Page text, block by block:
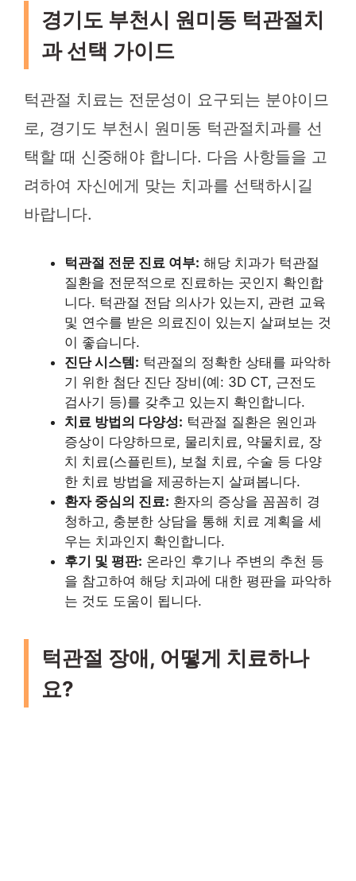
경기도 부천시 원미동 턱관절치
과 선택 가이드
턱관절 치료는 전문성이 요구되는 분야이므
로, 경기도 부천시 원미동 턱관절치과를 선
택할 때 신중해야 합니다. 다음 사항들을 고
려하여 자신에게 맞는 치과를 선택하시길
바랍니다.
턱관절 전문 진료 여부: 해당 치과가 턱관절
질환을 전문적으로 진료하는 곳인지 확인합
니다. 턱관절 전담 의사가 있는지, 관련 교육
및 연수를 받은 의료진이 있는지 살펴보는 것
이 좋습니다.
진단 시스템: 턱관절의 정확한 상태를 파악하
기 위한 첨단 진단 장비(예: 3D CT, 근전도
검사기 등)를 갖추고 있는지 확인합니다.
치료 방법의 다양성: 턱관절 질환은 원인과
증상이 다양하므로, 물리치료, 약물치료, 장
치 치료(스플린트), 보철 치료, 수술 등 다양
한 치료 방법을 제공하는지 살펴봅니다.
환자 중심의 진료: 환자의 증상을 꼼꼼히 경
청하고, 충분한 상담을 통해 치료 계획을 세
우는 치과인지 확인합니다.
후기 및 평판: 온라인 후기나 주변의 추천 등
을 참고하여 해당 치과에 대한 평판을 파악하
는 것도 도움이 됩니다.
턱관절 장애, 어떻게 치료하나
요?